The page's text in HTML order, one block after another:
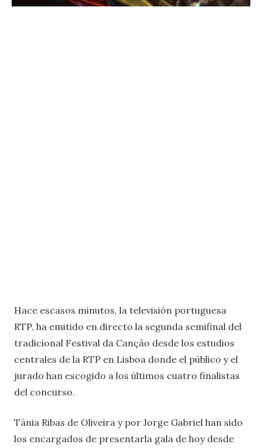
Hace escasos minutos, la televisión portuguesa
RTP, ha emitido en directo la segunda semifinal del
tradicional Festival da Canção desde los estudios
centrales de la RTP en Lisboa donde el público y el
jurado han escogido a los últimos cuatro finalistas
del concurso.
Tánia Ribas de Oliveira y por Jorge Gabriel han sido
los encargados de presentarla gala de hoy desde